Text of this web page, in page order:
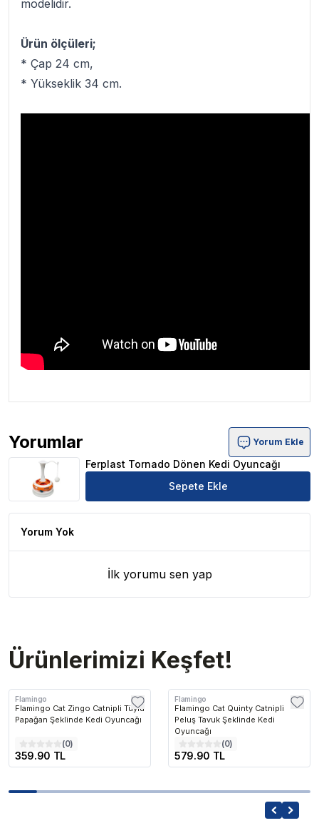
modelidir.
Ürün ölçüleri;
* Çap 24 cm,
* Yükseklik 34 cm.
Yorumlar
Ferplast Tornado Dönen Kedi Oyuncağı Ürün Yorumları
Yorum Ekle
Ferplast Tornado Dönen Kedi Oyuncağı
Sepete Ekle
Yorum Yok
İlk yorumu sen yap
Ürünlerimizi Keşfet!
Flamingo
Flamingo Cat Zingo Catnipli Tüylü
Papağan Şeklinde Kedi Oyuncağı
(0)
359.90 TL
Flamingo
Flamingo Cat Quinty Catnipli
Peluş Tavuk Şeklinde Kedi
Oyuncağı
(0)
579.90 TL